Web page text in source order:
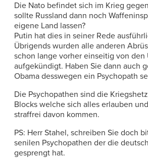
Die Nato befindet sich im Krieg
sollte Russland dann noch
eigene Land lassen?
Putin hat dies in seiner Rede
Übrigends wurden alle anderen
schon lange vorher einseitig von den
aufgekündigt. Haben Sie dann auch
Obama desswegen ein Psychopath
Die Psychopathen sind die
Blocks welche sich alles erlauben
straffrei davon kommen.
PS: Herr Stahel, schreiben Sie doch
senilen Psychopathen der die
gesprengt hat.